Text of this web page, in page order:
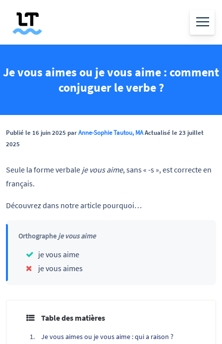
Je vous aimes ou je vous aime : comment
conjuguer le verbe ?
Publié le 16 juin 2025 parAnne-Sophie Tautou, MAActualisé le 23 juillet
2025
Seule la forme verbale je vous aime, sans « -s », est correcte en
français.
Découvrez dans notre article pourquoi…
Orthographe je vous aime
je vous aime
je vous aimes
Table des matières
Je vous aimes ou je vous aime : qui a raison ?